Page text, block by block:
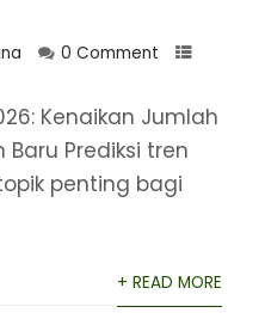
0 Comment
Kenaikan Jumlah
Prediksi tren
penting bagi
+ READ MORE